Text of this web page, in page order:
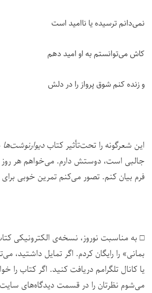
نمی‌دانم ترسیده یا ناامید است
کاش می‌توانستم به او امید دهم
و زنده کنم شوق پرواز را در دلش
این شعرگونه را تحت‌تأثیر کتابدیوارنوشت‌ها
جالبی است، دوستش دارم. می‌خواهم هر روز
فرم بیان کنم. تصور می‌کنم تمرین خوبی
□ به مناسبت نوروز، نسخه‌ی الکترونیکی
بمانی» را رایگان کردم. اگر تمایل داشتید،
یا کانال تلگرامم دریافت کنید. اگر کتاب را
می‌شوم نظرتان را در قسمت دیدگاه‌های سایت